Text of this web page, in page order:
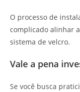
O processo de
complicado alinhar
sistema de velcro.
Vale a pena
Se você busca